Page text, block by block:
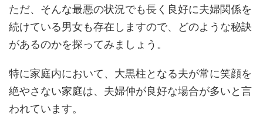
ただ、そんな最悪の状況でも長く良好に夫婦関係を
続けている男女も存在しますので、どのような秘訣
があるのかを探ってみましょう。
特に家庭内において、大黒柱となる夫が常に笑顔を
絶やさない家庭は、夫婦仲が良好な場合が多いと言
われています。